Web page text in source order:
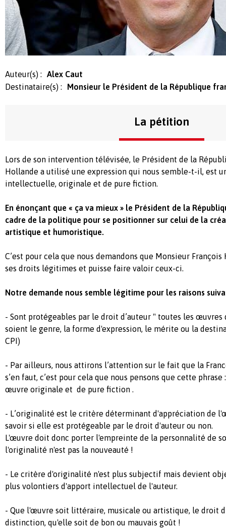
Auteur(s) :
Alex Caut
Destinataire(s) :
Monsieur le Président de la République
La pétition
Lors de son intervention télévisée, le Président de la
Hollande a utilisé une expression qui nous semble-t-il, est
intellectuelle, originale et de pure fiction.
En énonçant que « ça va mieux » le Président de la
cadre de la politique pour se positionner sur celui de la
artistique et humoristique.
C’est pour cela que nous demandons que Monsieur
ses droits légitimes et puisse faire valoir ceux-ci.
Notre demande nous semble légitime pour les raisons
- Sont protégeables par le droit d’auteur " toutes les œuvres
soient le genre, la forme d'expression, le mérite ou la
CPI)
- Par ailleurs, nous attirons l’attention sur le fait que la
s’en faut, c’est pour cela que nous pensons que cette phrase
œuvre originale et de pure fiction .
- L’originalité est le critère déterminant d'appréciation de
savoir si elle est protégeable par le droit d'auteur ou non.
L'œuvre doit donc porter l'empreinte de la personnalité de
l'originalité n'est pas la nouveauté !
- Le critère d'originalité n'est plus subjectif mais devient
plus volontiers d'apport intellectuel de l'auteur.
- Que l'œuvre soit littéraire, musicale ou artistique, le droit
distinction, qu'elle soit de bon ou mauvais goût !